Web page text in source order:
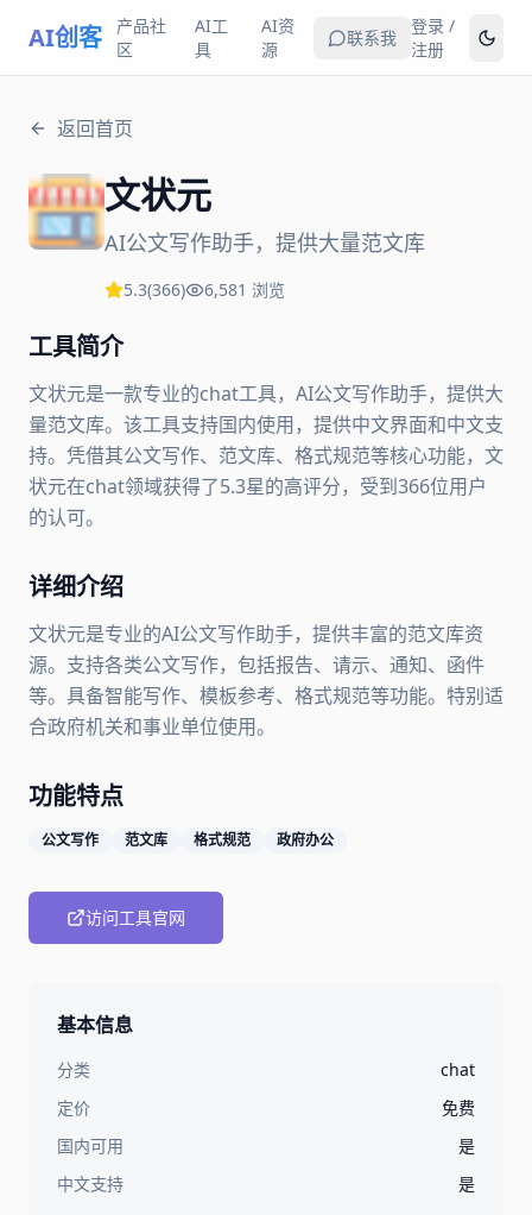
AI创客
产品社
区
AI工
具
AI资
源
联系我
登录 /
注册
返回首页
文状元
AI公文写作助手，提供大量范文库
5.3(366) 6,581 浏览
工具简介
文状元是一款专业的chat工具，AI公文写作助手，提供大
量范文库。该工具支持国内使用，提供中文界面和中文支
持。凭借其公文写作、范文库、格式规范等核心功能，文
状元在chat领域获得了5.3星的高评分，受到366位用户
的认可。
详细介绍
文状元是专业的AI公文写作助手，提供丰富的范文库资
源。支持各类公文写作，包括报告、请示、通知、函件
等。具备智能写作、模板参考、格式规范等功能。特别适
合政府机关和事业单位使用。
功能特点
公文写作 范文库 格式规范 政府办公
访问工具官网
基本信息
分类
chat
定价
免费
国内可用
是
中文支持
是